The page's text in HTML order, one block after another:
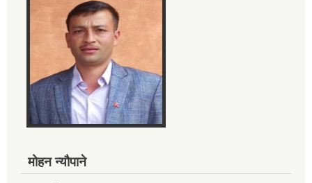
मोहन न्यौपाने